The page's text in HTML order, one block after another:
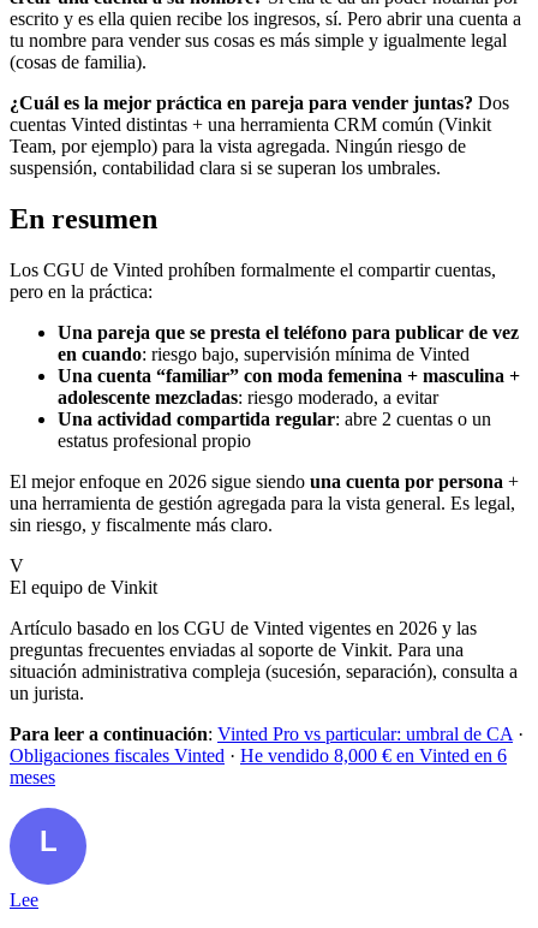
escrito y es ella quien recibe los ingresos, sí. Pero abrir una cuenta a
tu nombre para vender sus cosas es más simple y igualmente legal
(cosas de familia).
¿Cuál es la mejor práctica en pareja para vender juntas? Dos
cuentas Vinted distintas + una herramienta CRM común (Vinkit
Team, por ejemplo) para la vista agregada. Ningún riesgo de
suspensión, contabilidad clara si se superan los umbrales.
En resumen
Los CGU de Vinted prohíben formalmente el compartir cuentas,
pero en la práctica:
Una pareja que se presta el teléfono para publicar de vez
en cuando: riesgo bajo, supervisión mínima de Vinted
Una cuenta “familiar” con moda femenina + masculina +
adolescente mezcladas: riesgo moderado, a evitar
Una actividad compartida regular: abre 2 cuentas o un
estatus profesional propio
El mejor enfoque en 2026 sigue siendo una cuenta por persona +
una herramienta de gestión agregada para la vista general. Es legal,
sin riesgo, y fiscalmente más claro.
V
El equipo de Vinkit
Artículo basado en los CGU de Vinted vigentes en 2026 y las
preguntas frecuentes enviadas al soporte de Vinkit. Para una
situación administrativa compleja (sucesión, separación), consulta a
un jurista.
Para leer a continuación: Vinted Pro vs particular: umbral de CA ·
Obligaciones fiscales Vinted · He vendido 8,000 € en Vinted en 6
meses
Lee